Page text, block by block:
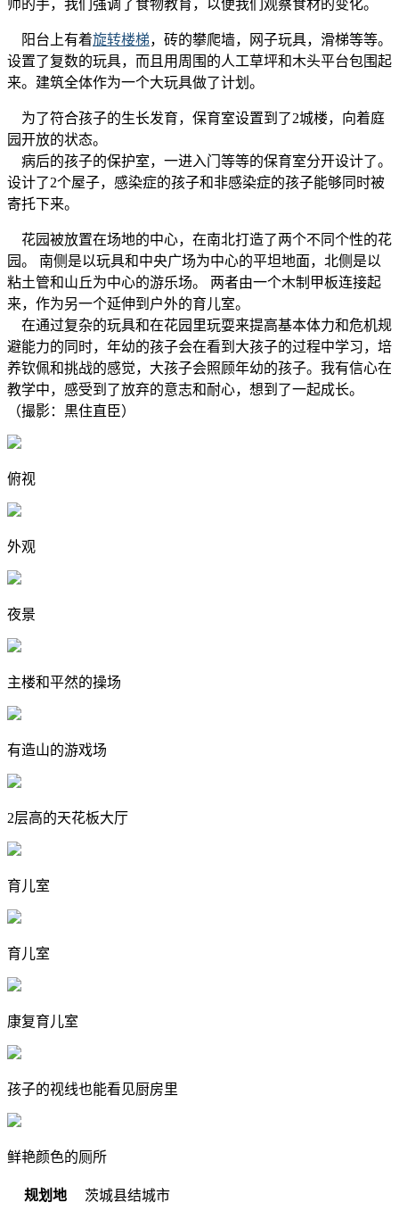
师的手，我们强调了食物教育，以便我们观察食材的变化。
阳台上有着旋转楼梯，砖的攀爬墙，网子玩具，滑梯等等。
设置了复数的玩具，而且用周围的人工草坪和木头平台包围起
来。建筑全体作为一个大玩具做了计划。
为了符合孩子的生长发育，保育室设置到了2城楼，向着庭
园开放的状态。
病后的孩子的保护室，一进入门等等的保育室分开设计了。
设计了2个屋子，感染症的孩子和非感染症的孩子能够同时被
寄托下来。
花园被放置在场地的中心，在南北打造了两个不同个性的花
园。 南侧是以玩具和中央广场为中心的平坦地面，北侧是以
粘土管和山丘为中心的游乐场。 两者由一个木制甲板连接起
来，作为另一个延伸到户外的育儿室。
在通过复杂的玩具和在花园里玩耍来提高基本体力和危机规
避能力的同时，年幼的孩子会在看到大孩子的过程中学习，培
养钦佩和挑战的感觉，大孩子会照顾年幼的孩子。我有信心在
教学中，感受到了放弃的意志和耐心，想到了一起成长。
（撮影：黒住直臣）
俯视
外观
夜景
主楼和平然的操场
有造山的游戏场
2层高的天花板大厅
育儿室
育儿室
康复育儿室
孩子的视线也能看见厨房里
鲜艳颜色的厕所
规划地
茨城县结城市